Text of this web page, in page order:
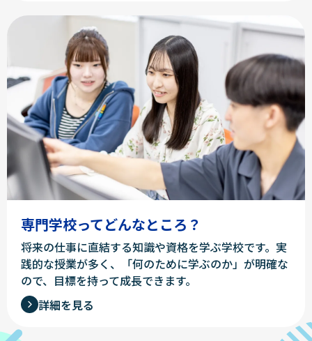
専門学校ってどんなところ？
将来の仕事に直結する知識や資格を学ぶ学校です。実
践的な授業が多く、「何のために学ぶのか」が明確な
ので、目標を持って成長できます。
詳細を見る